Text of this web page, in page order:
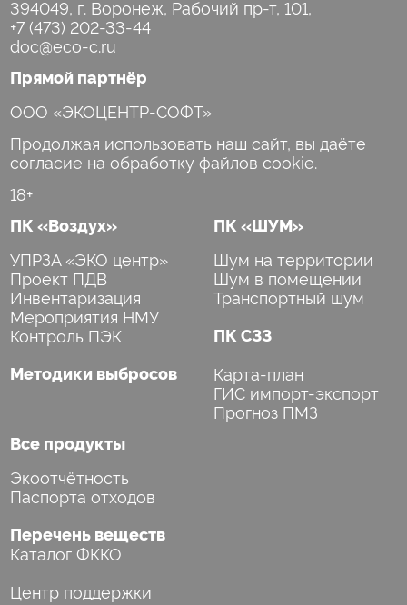
+7 (473) 202-33-44
Прямой партнёр
ООО «ЭКОЦЕНТР-СОФТ»
Продолжая использовать наш сайт, вы даёте
согласие на обработку файлов cookie.
18+
ПК «Воздух»
УПРЗА «ЭКО центр»
Проект ПДВ
Инвентаризация
Мероприятия НМУ
Контроль ПЭК
Методики выбросов
ПК «ШУМ»
Шум на территории
Шум в помещении
Транспортный шум
ПК СЗЗ
Карта-план
ГИС импорт-экспорт
Прогноз ПМЗ
Все продукты
Экоотчётность
Паспорта отходов
Перечень веществ
Каталог ФККО
Центр поддержки